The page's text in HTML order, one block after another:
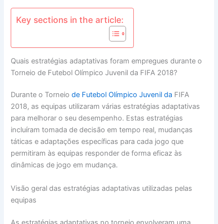
Key sections in the article:
Quais estratégias adaptativas foram empregues durante o
Torneio de Futebol Olímpico Juvenil da FIFA 2018?
Durante o Torneiode Futebol Olímpico Juvenil da FIFA
2018, as equipas utilizaram várias estratégias adaptativas
para melhorar o seu desempenho. Estas estratégias
incluíram tomada de decisão em tempo real, mudanças
táticas e adaptações específicas para cada jogo que
permitiram às equipas responder de forma eficaz às
dinâmicas de jogo em mudança.
Visão geral das estratégias adaptativas utilizadas pelas
equipas